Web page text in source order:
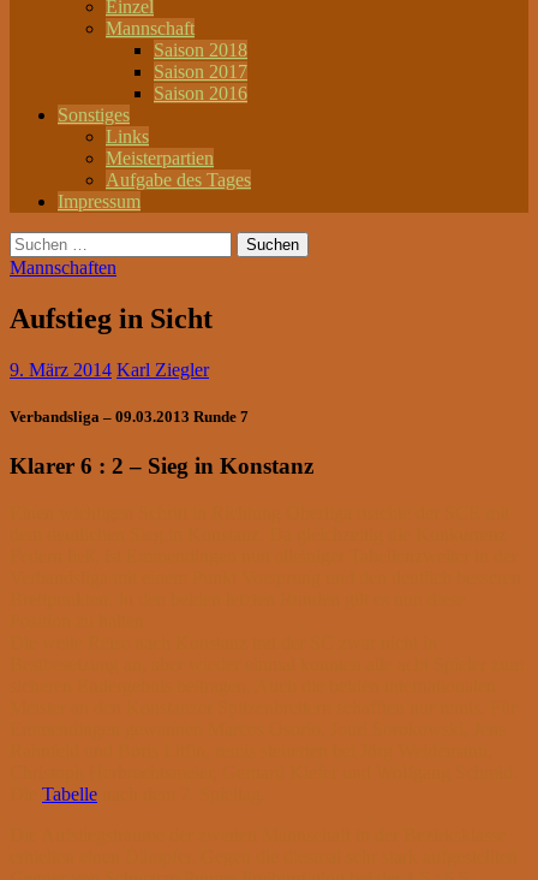
Einzel
Mannschaft
Saison 2018
Saison 2017
Saison 2016
Sonstiges
Links
Meisterpartien
Aufgabe des Tages
Impressum
Suchen
nach:
Mannschaften
Aufstieg in Sicht
9. März 2014 Karl Ziegler
Verbandsliga – 09.03.2013 Runde 7
Klarer 6 : 2 – Sieg in Konstanz
Tabelle